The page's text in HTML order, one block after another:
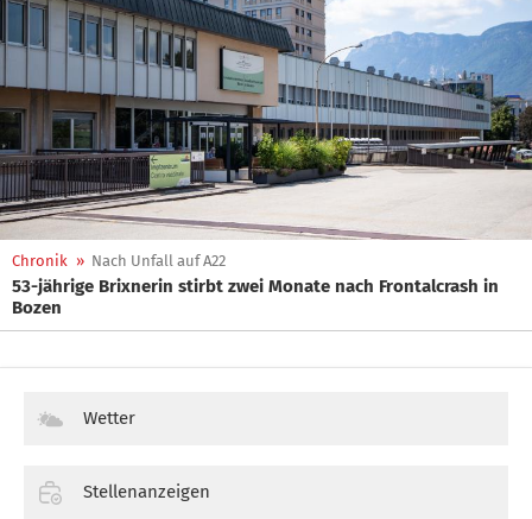
Chronik » Nach Unfall auf A22
53-jährige Brixnerin stirbt zwei Monate nach Frontalcrash in
Bozen
Wetter
Stellenanzeigen